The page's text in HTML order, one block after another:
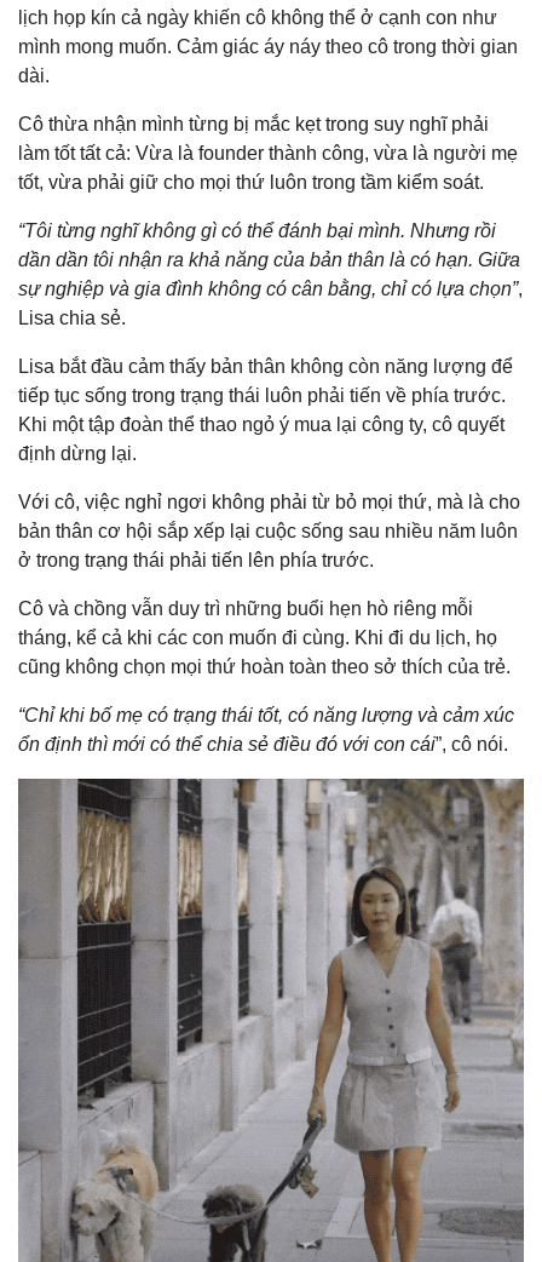
lịch họp kín cả ngày khiến cô không thể ở cạnh con như
mình mong muốn. Cảm giác áy náy theo cô trong thời gian
dài.
Cô thừa nhận mình từng bị mắc kẹt trong suy nghĩ phải
làm tốt tất cả: Vừa là founder thành công, vừa là người mẹ
tốt, vừa phải giữ cho mọi thứ luôn trong tầm kiểm soát.
“Tôi từng nghĩ không gì có thể đánh bại mình. Nhưng rồi
dần dần tôi nhận ra khả năng của bản thân là có hạn. Giữa
sự nghiệp và gia đình không có cân bằng, chỉ có lựa chọn”,
Lisa chia sẻ.
Lisa bắt đầu cảm thấy bản thân không còn năng lượng để
tiếp tục sống trong trạng thái luôn phải tiến về phía trước.
Khi một tập đoàn thể thao ngỏ ý mua lại công ty, cô quyết
định dừng lại.
Với cô, việc nghỉ ngơi không phải từ bỏ mọi thứ, mà là cho
bản thân cơ hội sắp xếp lại cuộc sống sau nhiều năm luôn
ở trong trạng thái phải tiến lên phía trước.
Cô và chồng vẫn duy trì những buổi hẹn hò riêng mỗi
tháng, kể cả khi các con muốn đi cùng. Khi đi du lịch, họ
cũng không chọn mọi thứ hoàn toàn theo sở thích của trẻ.
“Chỉ khi bố mẹ có trạng thái tốt, có năng lượng và cảm xúc
ổn định thì mới có thể chia sẻ điều đó với con cái”, cô nói.